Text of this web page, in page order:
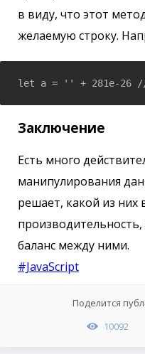
в виду, что этот
желаемую строку.
let a = '' + 281e-26
Заключение
Есть много
манипулирования
решает, какой из них
баланс между ними.
#JavaScript
Поделится
10092